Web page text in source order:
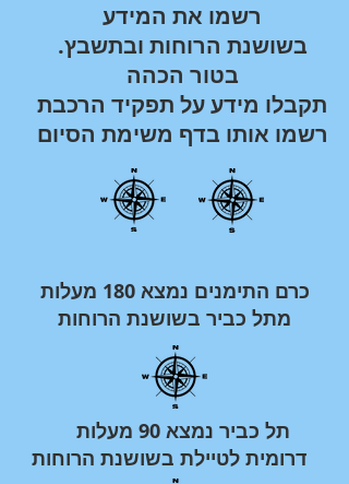
רשמו את המידע
.בשושנת הרוחות ובתשבץ
בטור הכהה
תקבלו מידע על תפקיד הרכבת
רשמו אותו בדף משימת הסיום
כרם התימנים נמצא 180 מעלות
מתל כביר בשושנת הרוחות
תל כביר נמצא 90 מעלות